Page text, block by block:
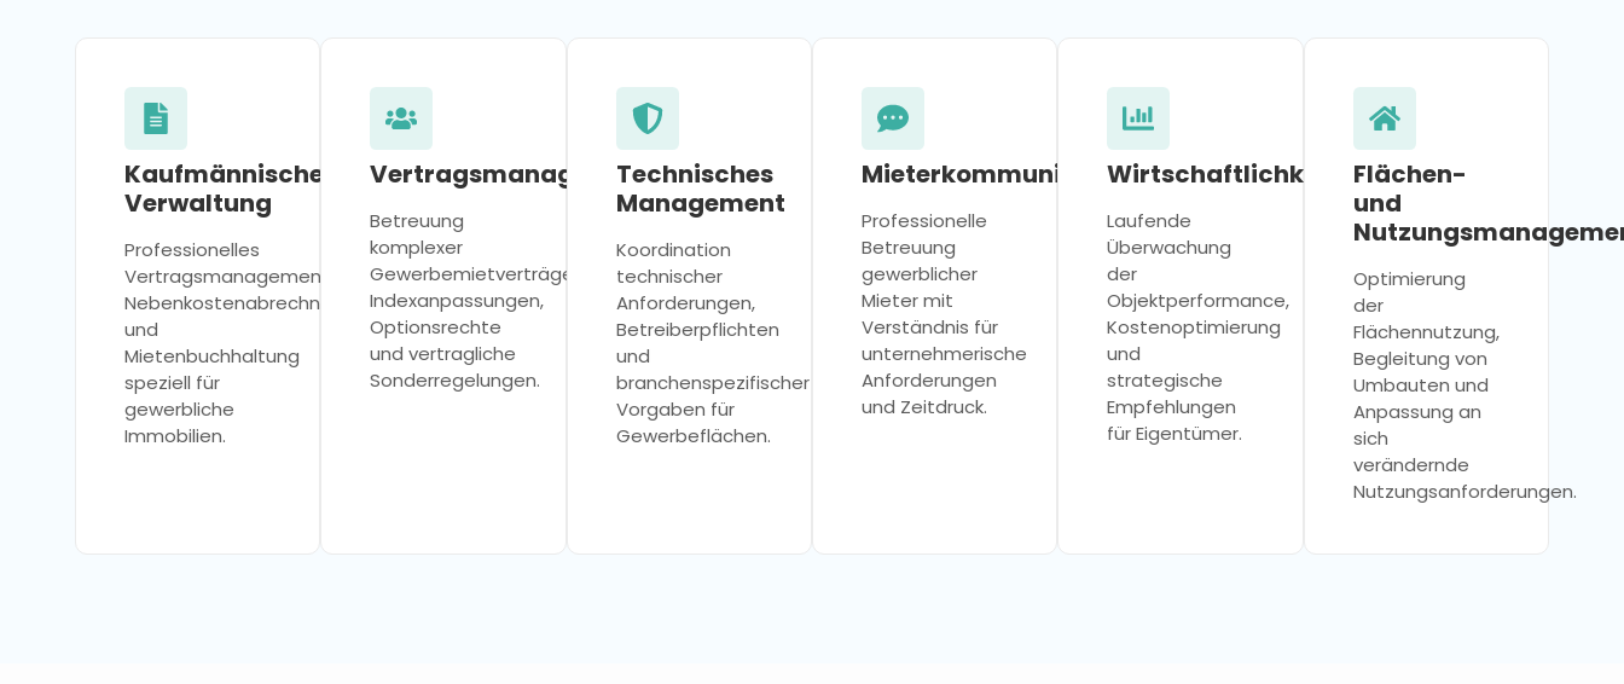
Kaufmännische
Verwaltung
Professionelles
Vertragsmanagement,
Nebenkostenabrechnung
und
Mietenbuchhaltung
speziell für
gewerbliche
Immobilien.
Vertragsmanagement
Betreuung
komplexer
Gewerbemietverträge,
Indexanpassungen,
Optionsrechte
und vertragliche
Sonderregelungen.
Technisches
Management
Koordination
technischer
Anforderungen,
Betreiberpflichten
und
branchenspezifischer
Vorgaben für
Gewerbeflächen.
Mieterkommunikation
Professionelle
Betreuung
gewerblicher
Mieter mit
Verständnis für
unternehmerische
Anforderungen
und Zeitdruck.
Wirtschaftlichkeitsanalyse
Laufende
Überwachung
der
Objektperformance,
Kostenoptimierung
und
strategische
Empfehlungen
für Eigentümer.
Flächen-
und
Optimierung
der
Flächennutzung,
Begleitung von
Umbauten und
Anpassung an
sich
verändernde
Nutzungsanforderungen.